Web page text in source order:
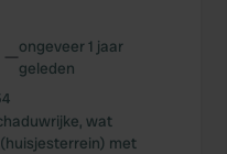
—ongeveer 1 jaar
geleden
wat
met